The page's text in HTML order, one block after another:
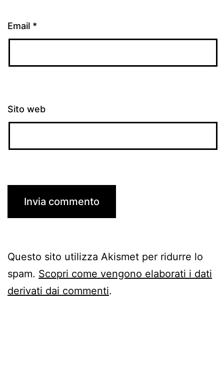
Email *
Sito web
Questo sito utilizza Akismet per ridurre lo
spam. Scopri come vengono elaborati i dati
derivati dai commenti.